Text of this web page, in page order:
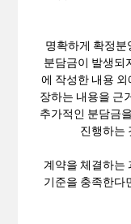
명확하게 확정분
분담금이 발생되
에 작성한 내용
장하는 내용을 근
추가적인 분담금
진행하는
계약을 체결하는
기준을 충족한다